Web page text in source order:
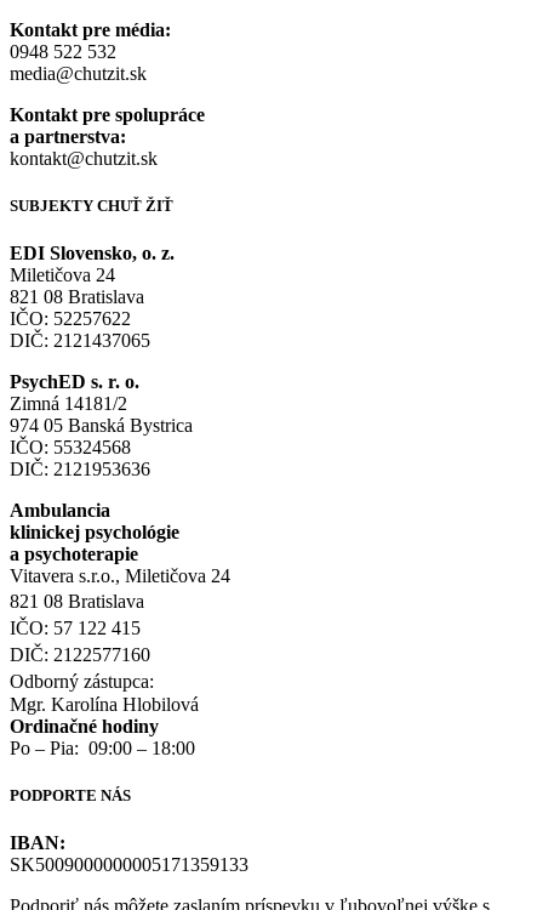
Kontakt pre média:
0948 522 532
media@chutzit.sk
Kontakt pre spolupráce
a partnerstva:
kontakt@chutzit.sk
SUBJEKTY CHUŤ ŽIŤ​
EDI Slovensko, o. z.
Miletičova 24
821 08 Bratislava
IČO: 52257622
DIČ: 2121437065
PsychED s. r. o.
Zimná 14181/2
974 05 Banská Bystrica
IČO: 55324568
DIČ: 2121953636
Ambulancia
klinickej psychológie
a psychoterapie
Vitavera s.r.o., Miletičova 24
821 08 Bratislava
IČO: 57 122 415
DIČ: 2122577160
Odborný zástupca:
Mgr. Karolína Hlobilová
Ordinačné hodiny
Po – Pia: 09:00 – 18:00
PODPORTE NÁS
IBAN:
SK5009000000005171359133